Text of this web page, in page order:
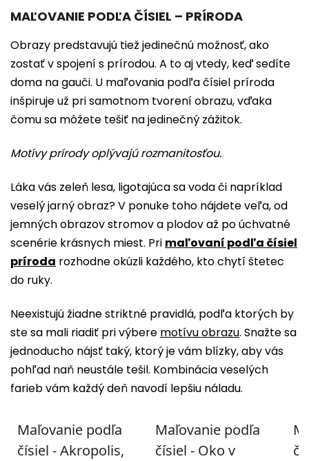
MAĽOVANIE PODĽA ČÍSIEL – PRÍRODA
Obrazy predstavujú tiež jedinečnú možnosť, ako
zostať v spojení s prírodou. A to aj vtedy, keď sedíte
doma na gauči. U maľovania podľa čísiel príroda
inšpiruje už pri samotnom tvorení obrazu, vďaka
čomu sa môžete tešiť na jedinečný zážitok.
Motívy prírody oplývajú rozmanitosťou.
Láka vás zeleň lesa, ligotajúca sa voda či napríklad
veselý jarný obraz? V ponuke toho nájdete veľa, od
jemných obrazov stromov a plodov až po úchvatné
scenérie krásnych miest. Pri maľovaní podľa čísiel
príroda rozhodne okúzli každého, kto chytí štetec
do ruky.
Neexistujú žiadne striktné pravidlá, podľa ktorých by
ste sa mali riadiť pri výbere motívu obrazu. Snažte sa
jednoducho nájsť taký, ktorý je vám blízky, aby vás
pohľad naň neustále tešil. Kombinácia veselých
farieb vám každý deň navodí lepšiu náladu.